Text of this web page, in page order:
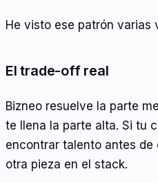
He visto ese patrón varias
El trade-off real
Bizneo resuelve la parte
te llena la parte alta. Si tu
encontrar talento antes de
otra pieza en el stack.